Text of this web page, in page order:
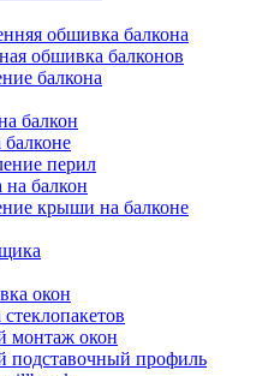
обшивка балкона
обшивка балконов
балкона
балкон
перил
балкон
крыши на балконе
окон
монтаж окон
подставочный профиль